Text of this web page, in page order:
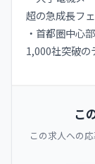
超の急成長フ
・首都圏中心
1,000社突破の
こ
この求人への